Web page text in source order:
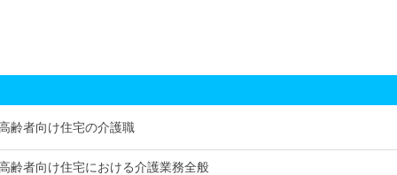
齢者向け住宅の介護職
齢者向け住宅における介護業務全般